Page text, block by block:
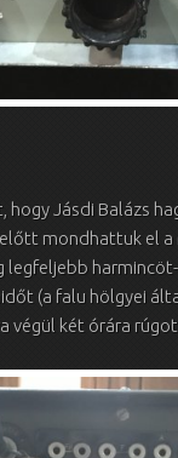
Jásdi Balázs
mondhattuk el a
legfeljebb
(a falu hölgyei
végül két órára